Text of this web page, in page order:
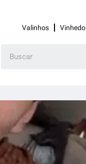
Valinhos Vinhedo